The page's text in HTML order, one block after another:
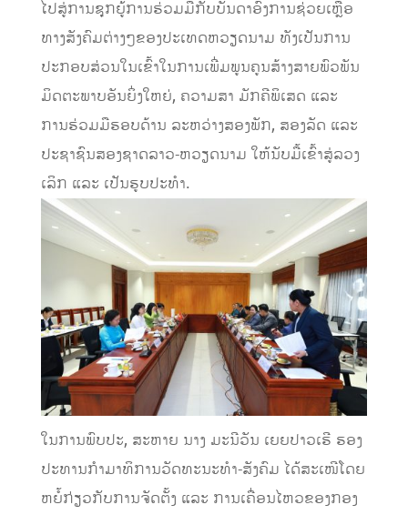
ໄປສູ່ການຊຸກຍູ້ການຮ່ວມມືກັບບັນດາອົງການຊ່ວຍເຫຼືອ
ທາງສັງຄົມຕ່າງໆຂອງປະເທດຫວຽດນາມ ທັງເປັນການ
ປະກອບສ່ວນໃນເຂົ້າໃນການເພີ່ມພູນຄູນສ້າງສາຍພົວພັນ
ມິດຕະພາບອັນຍິ່ງໃຫຍ່, ຄວາມສາ ມັກຄີພິເສດ ແລະ
ການຮ່ວມມືຮອບດ້ານ ລະຫວ່າງສອງພັກ, ສອງລັດ ແລະ
ປະຊາຊົນສອງຊາດລາວ-ຫວຽດນາມ ໃຫ້ນັບມື້ເຂົ້າສູ່ລວງ
ເລິກ ແລະ ເປັນຮູບປະທຳ.
ໃນການພົບປະ, ສະຫາຍ ນາງ ມະນີວັນ ເຍຍປາວເຮີ ຮອງ
ປະທານກໍາມາທິການວັດທະນະທຳ-ສັງຄົມ ໄດ້ສະເໜີໂດຍ
ຫຍໍ້ກ່ຽວກັບການຈັດຕັ້ງ ແລະ ການເຄື່ອນໄຫວຂອງກອງ